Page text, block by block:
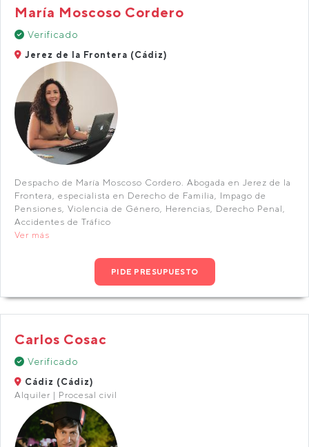
María Moscoso Cordero
Verificado
Jerez de la Frontera (Cádiz)
Despacho de María Moscoso Cordero. Abogada en Jerez de la
Frontera, especialista en Derecho de Familia, Impago de
Pensiones, Violencia de Género, Herencias, Derecho Penal,
Accidentes de Tráfico
Ver más
PIDE PRESUPUESTO
Carlos Cosac
Verificado
Cádiz (Cádiz)
Alquiler | Procesal civil